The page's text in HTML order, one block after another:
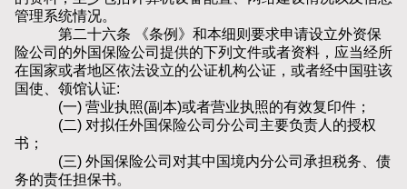
管理系统情况。
第二十六条 《条例》和本细则要求申请设立外资保
险公司的外国保险公司提供的下列文件或者资料，应当经所
在国家或者地区依法设立的公证机构公证，或者经中国驻该
国使、领馆认证:
(一) 营业执照(副本)或者营业执照的有效复印件；
(二) 对拟任外国保险公司分公司主要负责人的授权
书；
(三) 外国保险公司对其中国境内分公司承担税务、债
务的责任担保书。